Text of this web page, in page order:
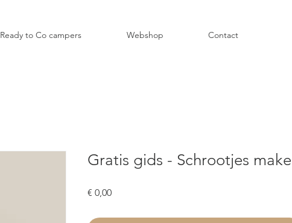
Ready to Co campers Webshop Contact
Gratis gids - Schrootjes
€ 0,00Prijs